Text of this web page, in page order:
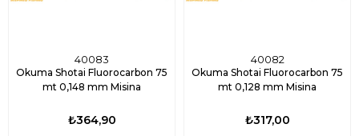
40083
Okuma Shotai Fluorocarbon 75
mt 0,148 mm Misina
₺364,90
40082
Okuma Shotai Fluorocarbon 75
mt 0,128 mm Misina
₺317,00